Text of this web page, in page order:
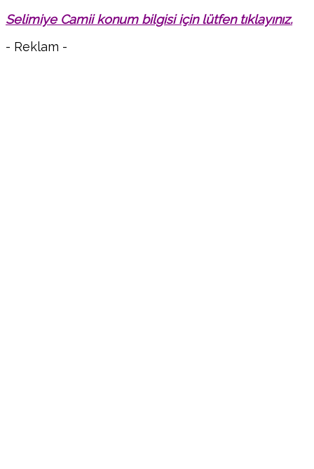
Selimiye Camii konum bilgisi için lütfen tıklayınız.
- Reklam -